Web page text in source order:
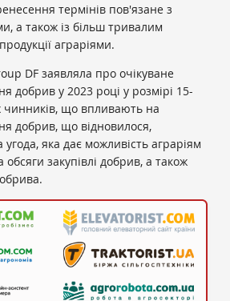
термінів пов'язане з
а також із більш тривалим
аграріями.
DF заявляла про очікуване
добрив у 2023 році у розмірі 15-
чинників, що впливають на
добрив, що відновилося,
яка дає можливість аграріям
закупівлі добрив, а також